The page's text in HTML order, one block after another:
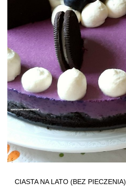
CIASTA NA LATO (BEZ PIECZENIA)